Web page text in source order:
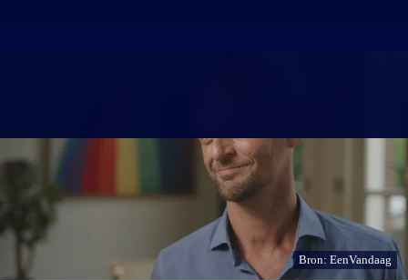
Bron: EenVandaag